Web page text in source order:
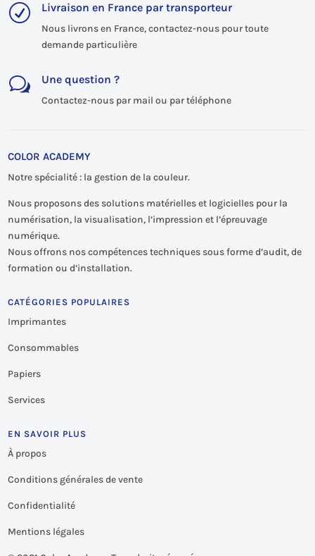
R Livraison en France par transporteur
Nous livrons en France, contactez-nous pour toute
demande particulière
w Une question ?
Contactez-nous par mail ou par téléphone
COLOR ACADEMY
Notre spécialité : la gestion de la couleur.
Nous proposons des solutions matérielles et logicielles pour la
numérisation, la visualisation, l’impression et l’épreuvage
numérique.
Nous offrons nos compétences techniques sous forme d’audit, de
formation ou d’installation.
CATÉGORIES POPULAIRES
Imprimantes
Consommables
Papiers
Services
EN SAVOIR PLUS
À propos
Conditions générales de vente
Confidentialité
Mentions légales